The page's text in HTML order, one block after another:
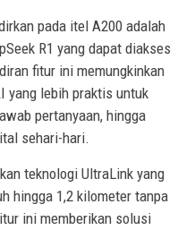
pada itel A200 adalah
R1 yang dapat diakses
fitur ini memungkinkan
yang lebih praktis untuk
pertanyaan, hingga
sehari-hari.
teknologi UltraLink yang
hingga 1,2 kilometer tanpa
ini memberikan solusi